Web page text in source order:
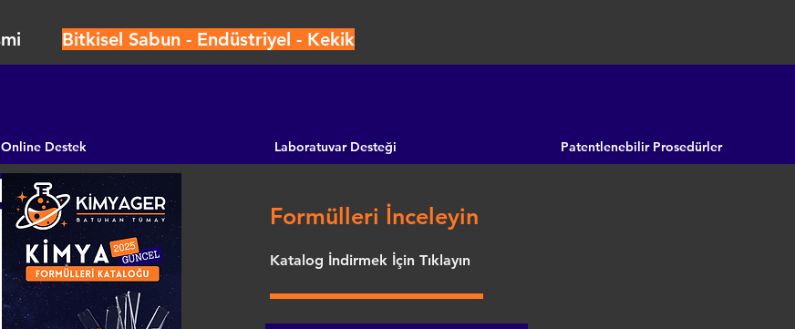
Bitkisel Sabun - Endüstriyel - Kekik
Destek Laboratuvar Desteği Patentlenebilir Prosedürler
Formülleri İnceleyin
Katalog İndirmek İçin Tıklayın